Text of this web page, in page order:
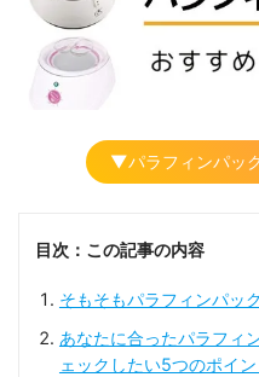
▼パラフィンパッ
目次：この記事の内容
そもそもパラフィンパッ
あなたに合ったパラフィ
ェックしたい5つのポイン